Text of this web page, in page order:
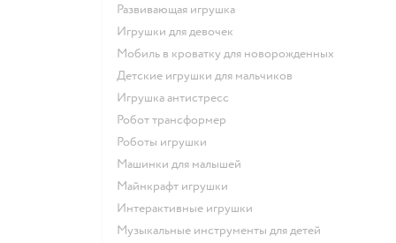
Развивающая игрушка
Игрушки для девочек
Мобиль в кроватку для новорожденных
Детские игрушки для мальчиков
Игрушка антистресс
Робот трансформер
Роботы игрушки
Машинки для малышей
Майнкрафт игрушки
Интерактивные игрушки
Музыкальные инструменты для детей